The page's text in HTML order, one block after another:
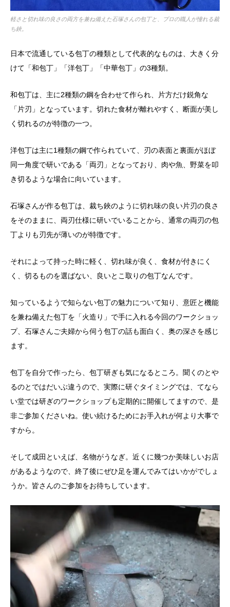
軽さと切れ味の良さの両方を兼ね備えた石塚さんの包丁と、プロの職人が憧れる裁
ち鋏。
日本で流通している包丁の種類として代表的なものは、大きく分
けて「和包丁」「洋包丁」「中華包丁」の3種類。
和包丁は、主に2種類の鋼を合わせて作られ、片方だけ鋭角な
「片刃」となっています。切れた食材が離れやすく、断面が美し
く切れるのが特徴の一つ。
洋包丁は主に1種類の鋼で作られていて、刃の表面と裏面がほぼ
同一角度で研いである「両刃」となっており、肉や魚、野菜を叩
き切るような場合に向いています。
石塚さんが作る包丁は、裁ち鋏のように切れ味の良い片刃の良さ
をそのままに、両刃仕様に研いでいることから、通常の両刃の包
丁よりも刃先が薄いのが特徴です。
それによって持った時に軽く、切れ味が良く、食材が付きにく
く、切るものを選ばない、良いとこ取りの包丁なんです。
知っているようで知らない包丁の魅力について知り、意匠と機能
を兼ね備えた包丁を「火造り」で手に入れる今回のワークショッ
プ、石塚さんご夫婦から伺う包丁の話も面白く、奥の深さを感じ
ます。
包丁を自分で作ったら、包丁研ぎも気になるところ。聞くのとや
るのとではだいぶ違うので、実際に研ぐタイミングでは、てなら
い堂では研ぎのワークショップも定期的に開催してますので、是
非ご参加くださいね。使い続けるためにお手入れが何より大事で
すから。
そして成田といえば、名物がうなぎ。近くに幾つか美味しいお店
があるようなので、終了後にぜひ足を運んでみてはいかがでしょ
うか。皆さんのご参加をお待ちしています。